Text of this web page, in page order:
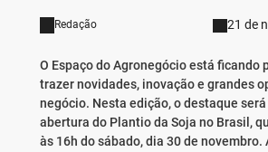
Redação 21 de
O Espaço do Agronegócio está ficando
trazer novidades, inovação e grandes
negócio. Nesta edição, o destaque
abertura do Plantio da Soja no Brasil,
às 16h do sábado, dia 30 de novembro.